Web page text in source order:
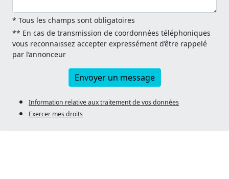
* Tous les champs sont obligatoires
** En cas de transmission de coordonnées téléphoniques
vous reconnaissez accepter expressément d’être rappelé
par l’annonceur
Envoyer un message
Information relative aux traitement de vos données
Exercer mes droits